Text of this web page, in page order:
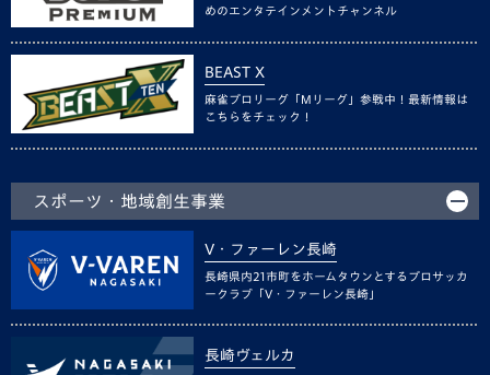
めのエンタテインメントチャンネル
BEAST X
麻雀プロリーグ「Mリーグ」参戦中！最新情報は
こちらをチェック！
スポーツ・地域創生事業
V・ファーレン長崎
長崎県内21市町をホームタウンとするプロサッカ
ークラブ「V・ファーレン長崎」
長崎ヴェルカ